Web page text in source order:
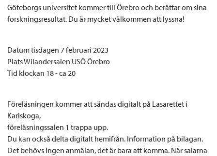
Göteborgs universitet kommer till Örebro och berättar om sina
forskningsresultat. Du är mycket välkommen att lyssna!
Datum tisdagen 7 februari 2023
Plats Wilandersalen USÖ Örebro
Tid klockan 18 - ca 20
Föreläsningen kommer att sändas digitalt på Lasarettet i
Karlskoga,
föreläsningssalen 1 trappa upp.
Du kan också delta digitalt hemifrån. Information på bilagan.
Det behövs ingen anmälan, det är bara att komma. När salarna